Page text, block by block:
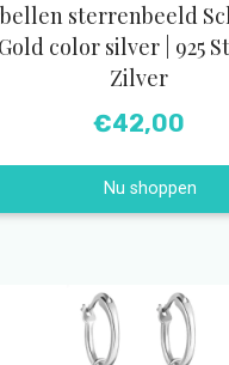
sterrenbeeld
| Gold color silver | 925
Zilver
€42,00
Nu shoppen